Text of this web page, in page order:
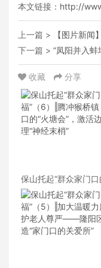
本文链接： http://
上一篇 >
【图片新闻
下一篇 > “凤阳并入蚌
收藏 分享
保山托起“群众家门
福”（6）‖腾冲猴桥镇
口的“火塘会”，激活
理“神经末梢”